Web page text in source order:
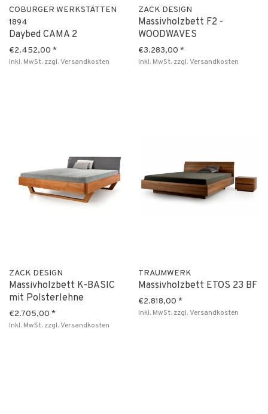
COBURGER WERKSTÄTTEN
1894
Daybed CAMA 2
€2.452,00 *
Inkl. MwSt. zzgl.Versandkosten
ZACK DESIGN
Massivholzbett F2 -
WOODWAVES
€3.283,00 *
Inkl. MwSt. zzgl.Versandkosten
ZACK DESIGN
Massivholzbett K-BASIC
mit Polsterlehne
€2.705,00 *
Inkl. MwSt. zzgl.Versandkosten
TRAUMWERK
Massivholzbett ETOS 23 BF
€2.818,00 *
Inkl. MwSt. zzgl.Versandkosten